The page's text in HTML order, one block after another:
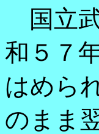
国立
和５７
はめら
のまま